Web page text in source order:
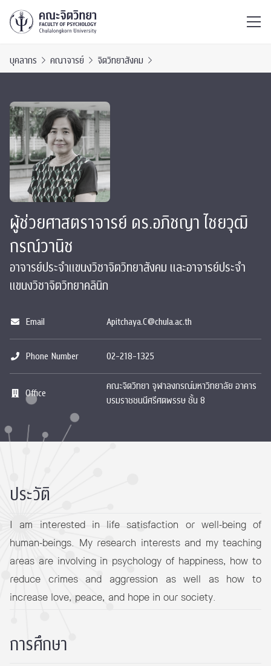
บุคลากร คณาจารย์ จิตวิทยาสังคม
ผู้ช่วยศาสตราจารย์ ดร.อภิชญา ไชยวุฒิ
กรณ์วานิช
อาจารย์ประจำแขนงวิชาจิตวิทยาสังคม และอาจารย์ประจำ
แขนงวิชาจิตวิทยาคลินิก
Email Apitchaya.C@chula.ac.th
Phone Number 02-218-1325
Office
คณะจิตวิทยา จุฬาลงกรณ์มหาวิทยาลัย อาคาร
บรมราชชนนีศรีศตพรรษ ชั้น 8
ประวัติ
I am interested in life satisfaction or well-being of
human-beings. My research interests and my teaching
areas are involving in psychology of happiness, how to
reduce crimes and aggression as well as how to
increase love, peace, and hope in our society.
การศึกษา